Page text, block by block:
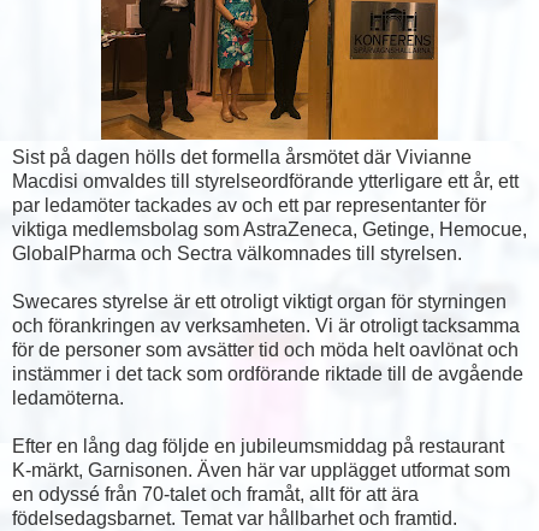
Sist på dagen hölls det formella årsmötet där Vivianne
Macdisi omvaldes till styrelseordförande ytterligare ett år, ett
par ledamöter tackades av och ett par representanter för
viktiga medlemsbolag som AstraZeneca, Getinge, Hemocue,
GlobalPharma och Sectra välkomnades till styrelsen.
Swecares styrelse är ett otroligt viktigt organ för styrningen
och förankringen av verksamheten. Vi är otroligt tacksamma
för de personer som avsätter tid och möda helt oavlönat och
instämmer i det tack som ordförande riktade till de avgående
ledamöterna.
Efter en lång dag följde en jubileumsmiddag på restaurant
K-märkt, Garnisonen. Även här var upplägget utformat som
en odyssé från 70-talet och framåt, allt för att ära
födelsedagsbarnet. Temat var hållbarhet och framtid.